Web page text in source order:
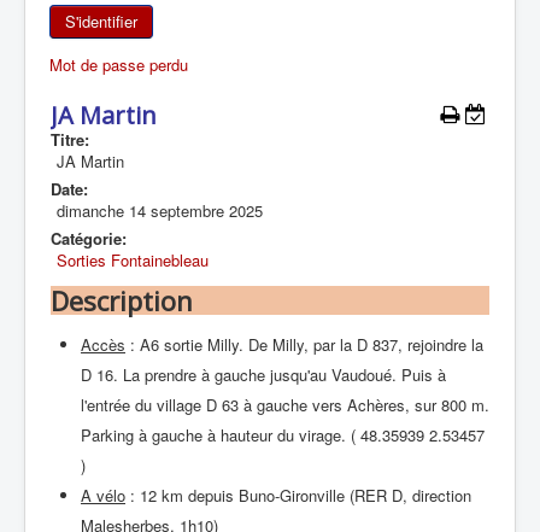
SKI DE RANDONNÉE
RANDONNÉE PÉDESTRE
RANDONNÉE SPORTIVE
S'identifier
Mot de passe perdu
JA Martin
Titre:
JA Martin
Date:
dimanche 14 septembre 2025
Catégorie:
Sorties Fontainebleau
Description
Accès : A6 sortie Milly. De Milly, par la D 837, rejoindre la
D 16. La prendre à gauche jusqu'au Vaudoué. Puis à
l'entrée du village D 63 à gauche vers Achères, sur 800 m.
Parking à gauche à hauteur du virage. ( 48.35939 2.53457
)
A vélo : 12 km depuis Buno-Gironville (RER D, direction
Malesherbes, 1h10)